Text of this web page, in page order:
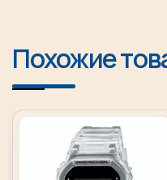
Похожие